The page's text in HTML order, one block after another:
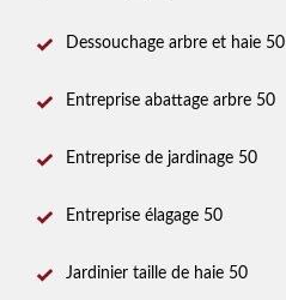
Dessouchage arbre et haie 50
Entreprise abattage arbre 50
Entreprise de jardinage 50
Entreprise élagage 50
Jardinier taille de haie 50